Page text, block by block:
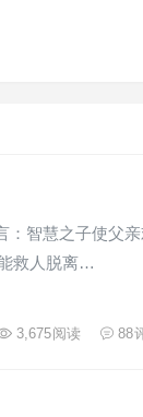
：智慧之子使父
救人脱离…
3,675阅读 88